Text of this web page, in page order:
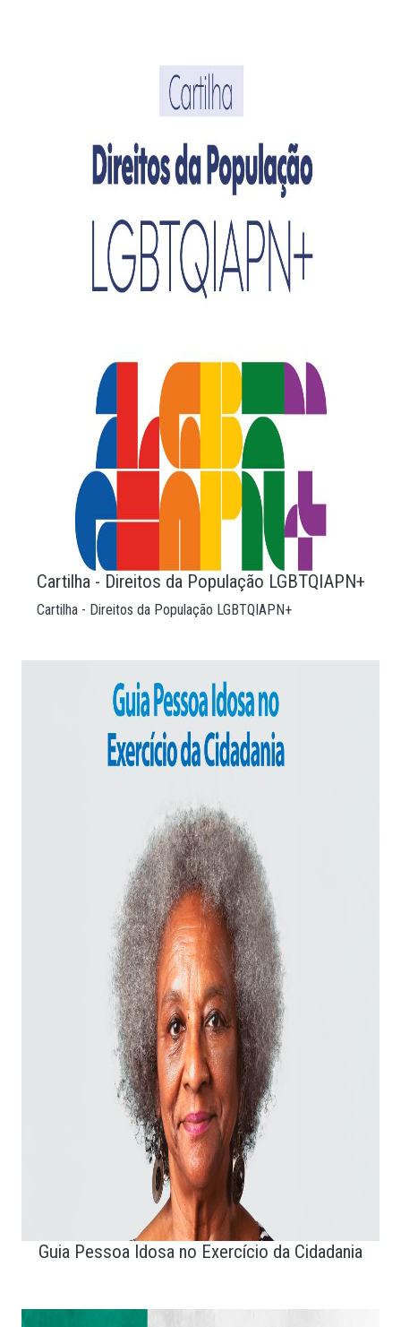
Cartilha - Direitos da População LGBTQIAPN+
Cartilha - Direitos da População LGBTQIAPN+
Guia Pessoa Idosa no Exercício da Cidadania